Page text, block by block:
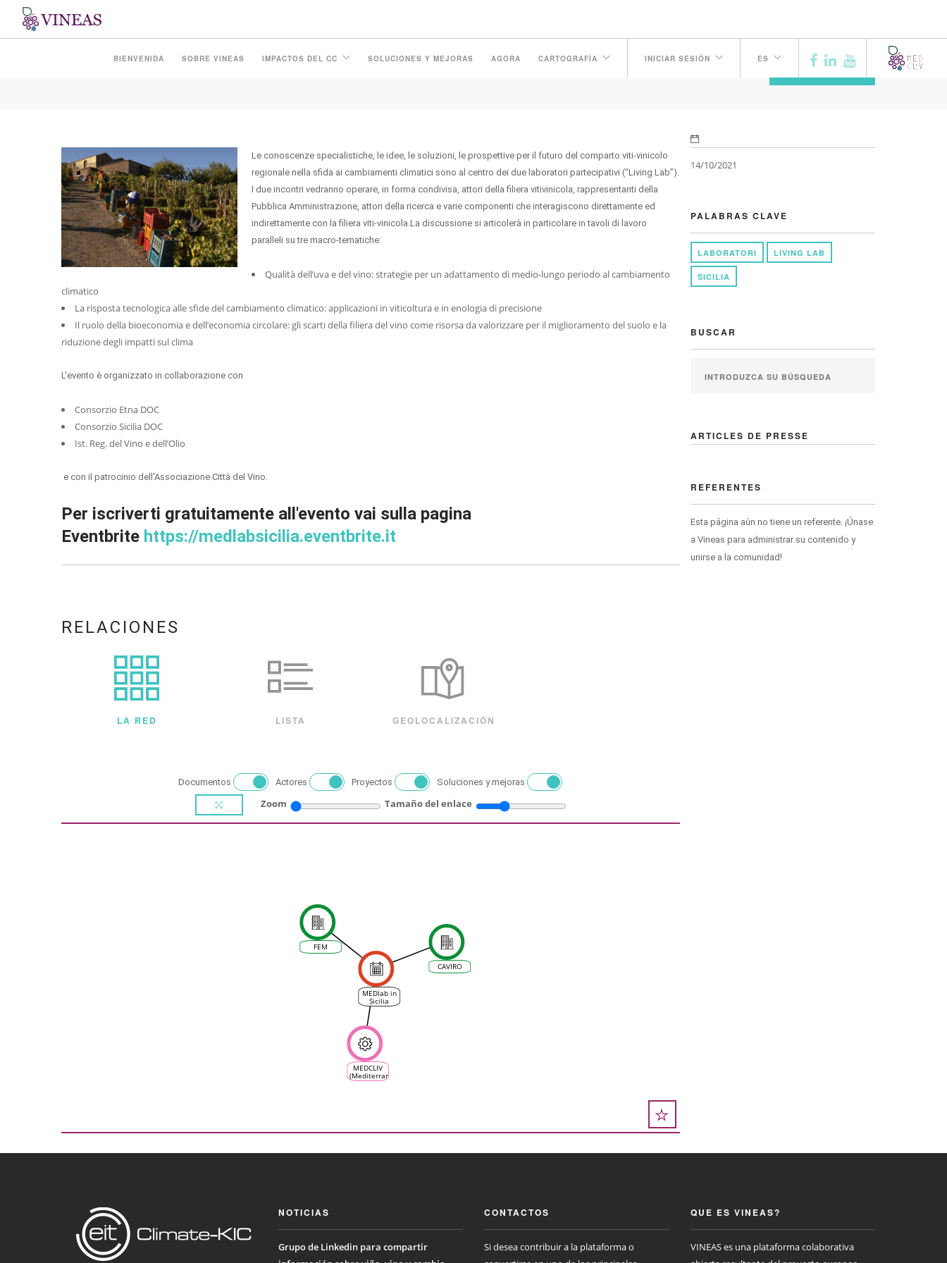
BIENVENIDA SOBRE VINEAS IMPACTOS DEL CC SOLUCIONES Y MEJORAS AGORA CARTOGRAFÍA INICIAR SESIÓN ES
MEDLAB IN SICILIA
ANTERIOR
Le conoscenze specialistiche, le idee, le soluzioni, le prospettive per il futuro del comparto viti-vinicolo
regionale nella sfida ai cambiamenti climatici sono al centro dei due laboratori partecipativi (“Living Lab”).
I due incontri vedranno operare, in forma condivisa, attori della filiera vitivinicola, rappresentanti della
Pubblica Amministrazione, attori della ricerca e varie componenti che interagiscono direttamente ed
indirettamente con la filiera viti-vinicola.La discussione si articolerà in particolare in tavoli di lavoro
paralleli su tre macro-tematiche:
Qualità dell’uva e del vino: strategie per un adattamento di medio-lungo periodo al cambiamento
climatico
La risposta tecnologica alle sfide del cambiamento climatico: applicazioni in viticoltura e in enologia di precisione
Il ruolo della bioeconomia e dell’economia circolare: gli scarti della filiera del vino come risorsa da valorizzare per il miglioramento del suolo e la
riduzione degli impatti sul clima
L'evento è organizzato in collaborazione con
Consorzio Etna DOC
Consorzio Sicilia DOC
Ist. Reg. del Vino e dell’Olio
e con il patrocinio dell'Associazione Città del Vino.
Per iscriverti gratuitamente all'evento vai sulla pagina
Eventbrite https://medlabsicilia.eventbrite.it
RELACIONES
LA RED LISTA GEOLOCALIZACIÓN
Documentos Actores Proyectos Soluciones y mejoras
Zoom Tamaño del enlace
MEDlab in
Sicilia
FEM
MEDCLIV
(Mediterranean
Climate
CAVIRO
14/10/2021
PALABRAS CLAVE
LABORATORI LIVING LAB
SICILIA
BUSCAR
ARTICLES DE PRESSE
REFERENTES
Esta página aún no tiene un referente. ¡Únase
a Vineas para administrar su contenido y
unirse a la comunidad!
NOTICIAS
Grupo de Linkedin para compartir
CONTACTOS
Si desea contribuir a la plataforma o
QUE ES VINEAS?
VINEAS es una plataforma colaborativa